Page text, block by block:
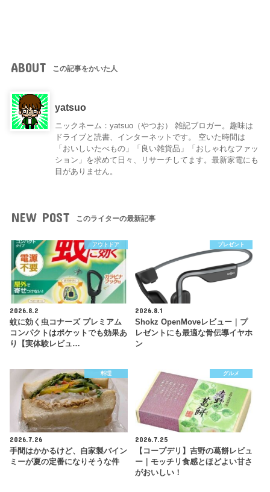
ABOUT この記事をかいた人
yatsuo
ニックネーム：yatsuo（やつお） 雑記ブロガー。趣味は
ドライブと読書、インターネットです。 空いた時間は
「おいしいたべもの」「良い雑貨品」「おしゃれなファッ
ション」を求めて日々、リサーチしてます。最新家電にも
目がありません。
NEW POST このライターの最新記事
アウトドア
2026.8.2
蚊に効く虫コナーズ プレミアム
コンパクトはポケットでも効果あ
り【実体験レビュ…
プレゼント
2026.8.1
Shokz OpenMoveレビュー｜プ
レゼントにも最適な骨伝導イヤホ
ン
料理
2026.7.26
手間はかかるけど、自家製バイン
ミーが夏の定番になりそうな件
グルメ
2026.7.25
【コープデリ】吉野の葛餅レビュ
ー｜モッチリ食感とほどよい甘さ
がおいしい！